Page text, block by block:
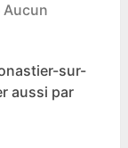
Aucun
sur-
aussi par